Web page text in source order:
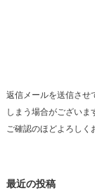
返信メールを送信させ
しまう場合がございま
ご確認のほどよろしく
最近の投稿